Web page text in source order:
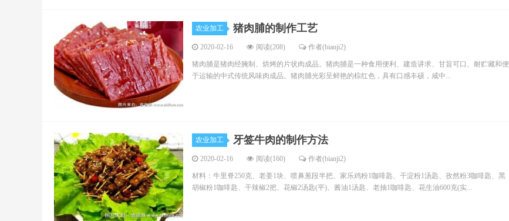
农业加工 猪肉脯的制作工艺
2020-02-16 阅读(208) 作者(bianji2)
猪肉脯是猪肉经腌制、烘烤的片状肉成品。猪肉脯是一种食用便利、建造讲求、甘旨可口、耐贮藏和便
于运输的中式传统风味肉成品。猪肉脯光彩呈鲜艳的棕红色，具有口感丰硕，咸中...
农业加工 牙签牛肉的制作方法
2020-02-16 阅读(160) 作者(bianji2)
材料：牛里脊250克、老姜1块、喷鼻葱段半把、家乐鸡粉1咖啡匙、干淀粉1汤匙、孜然粉3咖啡匙、黑
胡椒粉1咖啡匙、干辣椒2把、花椒2汤匙(平)、酱油1汤匙、老抽1咖啡匙、花生油600克(实...